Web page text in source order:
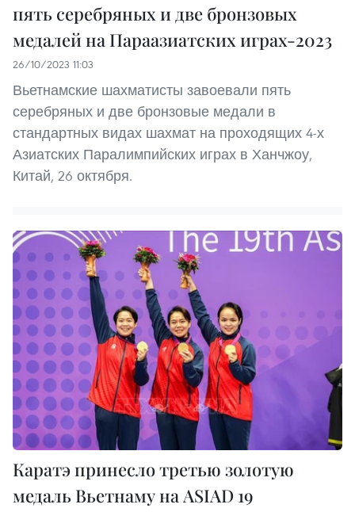
пять серебряных и две бронзовых
медалей на Параазиатских играх-2023
26/10/2023 11:03
Вьетнамские шахматисты завоевали пять
серебряных и две бронзовые медали в
стандартных видах шахмат на проходящих 4-х
Азиатских Паралимпийских играх в Ханчжоу,
Китай, 26 октября.
Каратэ принесло третью золотую
медаль Вьетнаму на ASIAD 19